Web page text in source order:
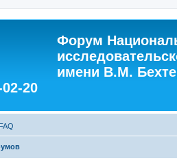
Форум
имени В.М.
20
FAQ